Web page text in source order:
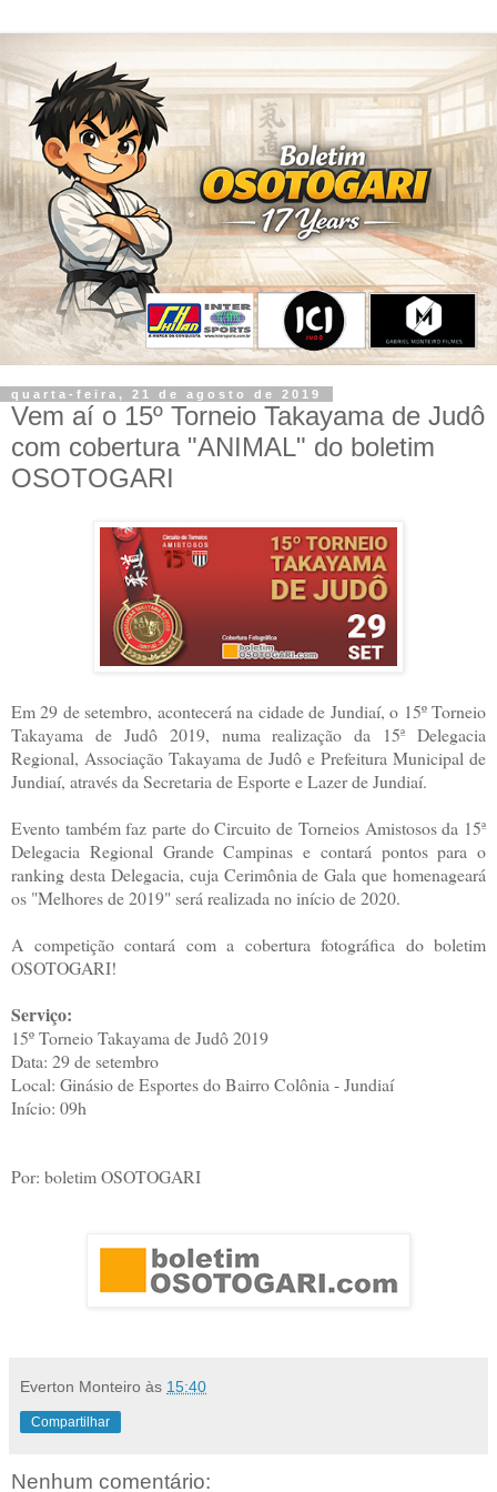
quarta-feira, 21 de agosto de 2019
Vem aí o 15º Torneio Takayama de Judô
com cobertura "ANIMAL" do boletim
OSOTOGARI
Em 29 de setembro, acontecerá na cidade de Jundiaí, o 15º Torneio
Takayama de Judô 2019, numa realização da 15ª Delegacia
Regional, Associação Takayama de Judô e Prefeitura Municipal de
Jundiaí, através da Secretaria de Esporte e Lazer de Jundiaí.
Evento também faz parte do Circuito de Torneios Amistosos da 15ª
Delegacia Regional Grande Campinas e contará pontos para o
ranking desta Delegacia, cuja Cerimônia de Gala que homenageará
os "Melhores de 2019" será realizada no início de 2020.
A competição contará com a cobertura fotográfica do boletim
OSOTOGARI!
Serviço:
15º Torneio Takayama de Judô 2019
Data: 29 de setembro
Local: Ginásio de Esportes do Bairro Colônia - Jundiaí
Início: 09h
Por: boletim OSOTOGARI
Everton Monteiro às 15:40
Compartilhar
Nenhum comentário: